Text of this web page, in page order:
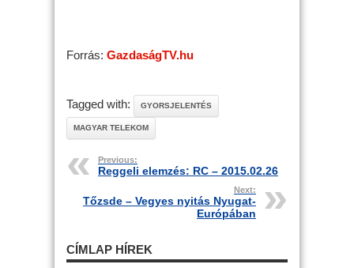
Forrás: GazdaságTV.hu
Tagged with: GYORSJELENTÉS
MAGYAR TELEKOM
Previous:
Reggeli elemzés: RC – 2015.02.26
Next:
Tőzsde – Vegyes nyitás Nyugat-
Európában
CÍMLAP HÍREK